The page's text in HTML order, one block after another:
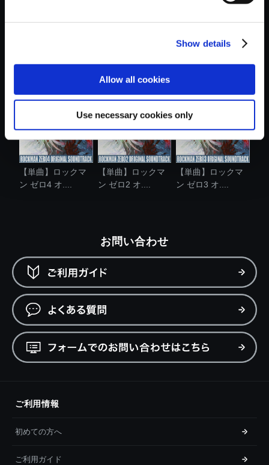
Show details
Allow all cookies
Use necessary cookies only
クマン ゼロ ...
クマン ゼロ4...
ン ゼロ2 オ....
【単曲】ロックマ
ン ゼロ4 オ....
【単曲】ロックマ
ン ゼロ2 オ....
【単曲】ロックマ
ン ゼロ3 オ....
お問い合わせ
ご利用情報
初めての方へ
ご利用ガイド